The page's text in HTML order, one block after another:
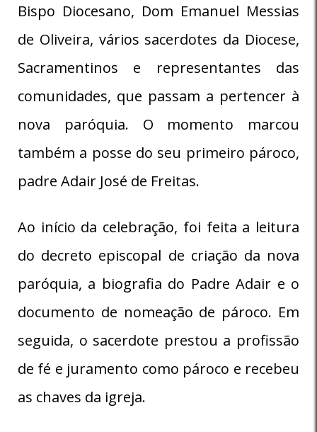
Bispo Diocesano, Dom Emanuel Messias
de Oliveira, vários sacerdotes da Diocese,
Sacramentinos e representantes das
comunidades, que passam a pertencer à
nova paróquia. O momento marcou
também a posse do seu primeiro pároco,
padre Adair José de Freitas.
Ao início da celebração, foi feita a leitura
do decreto episcopal de criação da nova
paróquia, a biografia do Padre Adair e o
documento de nomeação de pároco. Em
seguida, o sacerdote prestou a profissão
de fé e juramento como pároco e recebeu
as chaves da igreja.